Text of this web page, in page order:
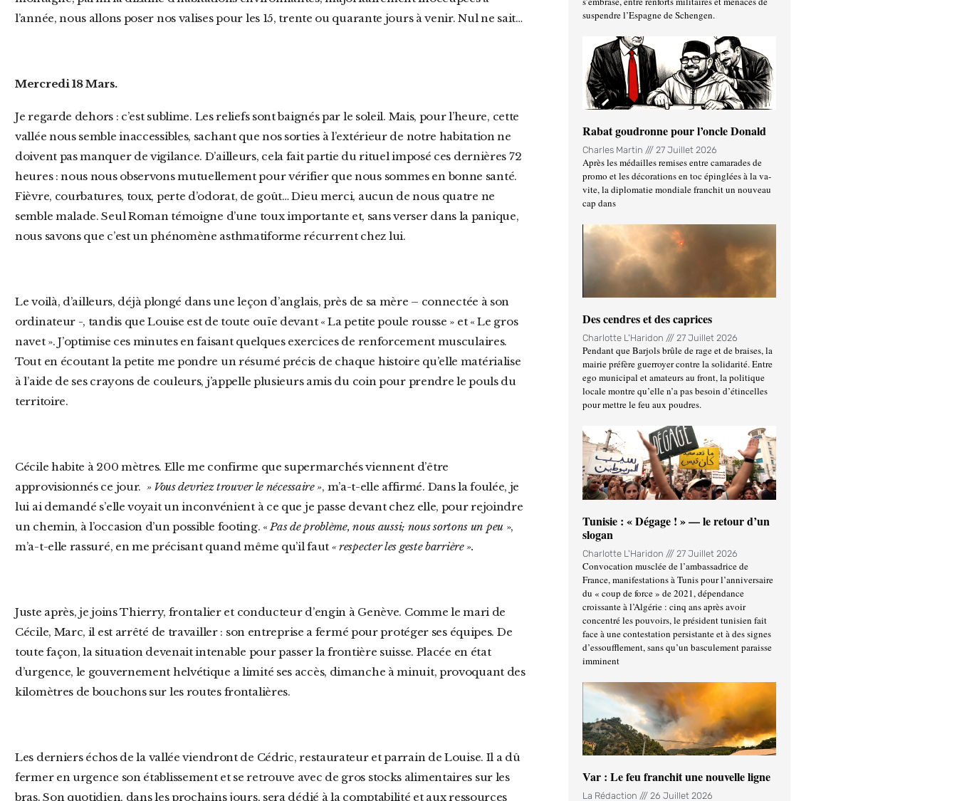
l’année, nous allons poser nos valises pour les 15, trente ou quarante jours à venir. Nul ne sait…
Mercredi 18 Mars.
Je regarde dehors : c’est sublime. Les reliefs sont baignés par le soleil. Mais, pour l’heure, cette
vallée nous semble inaccessibles, sachant que nos sorties à l’extérieur de notre habitation ne
doivent pas manquer de vigilance. D’ailleurs, cela fait partie du rituel imposé ces dernières 72
heures : nous nous observons mutuellement pour vérifier que nous sommes en bonne santé.
Fièvre, courbatures, toux, perte d’odorat, de goût… Dieu merci, aucun de nous quatre ne
semble malade. Seul Roman témoigne d’une toux importante et, sans verser dans la panique,
nous savons que c’est un phénomène asthmatiforme récurrent chez lui.
Le voilà, d’ailleurs, déjà plongé dans une leçon d’anglais, près de sa mère – connectée à son
ordinateur -, tandis que Louise est de toute ouïe devant « La petite poule rousse » et « Le gros
navet ». J’optimise ces minutes en faisant quelques exercices de renforcement musculaires.
Tout en écoutant la petite me pondre un résumé précis de chaque histoire qu’elle matérialise
à l’aide de ses crayons de couleurs, j’appelle plusieurs amis du coin pour prendre le pouls du
territoire.
Cécile habite à 200 mètres. Elle me confirme que supermarchés viennent d’être
approvisionnés ce jour. » Vous devriez trouver le nécessaire », m’a-t-elle affirmé. Dans la foulée, je
lui ai demandé s’elle voyait un inconvénient à ce que je passe devant chez elle, pour rejoindre
un chemin, à l’occasion d’un possible footing. «Pas de problème, nous aussi; nous sortons un peu»,
m’a-t-elle rassuré, en me précisant quand même qu’il faut « respecter les geste barrière ».
Juste après, je joins Thierry, frontalier et conducteur d’engin à Genève. Comme le mari de
Cécile, Marc, il est arrêté de travailler : son entreprise a fermé pour protéger ses équipes. De
toute façon, la situation devenait intenable pour passer la frontière suisse. Placée en état
d’urgence, le gouvernement helvétique a limité ses accès, dimanche à minuit, provoquant des
kilomètres de bouchons sur les routes frontalières.
Les derniers échos de la vallée viendront de Cédric, restaurateur et parrain de Louise. Il a dû
fermer en urgence son établissement et se retrouve avec de gros stocks alimentaires sur les
bras. Son quotidien, dans les prochains jours, sera dédié à la comptabilité et aux ressources
suspendre l’Espagne de Schengen.
Rabat goudronne pour l’oncle Donald
Charles Martin 27 Juillet 2026
Après les médailles remises entre camarades de
promo et les décorations en toc épinglées à la va-
vite, la diplomatie mondiale franchit un nouveau
cap dans
Des cendres et des caprices
Charlotte L'Haridon 27 Juillet 2026
Pendant que Barjols brûle de rage et de braises, la
mairie préfère guerroyer contre la solidarité. Entre
ego municipal et amateurs au front, la politique
locale montre qu’elle n’a pas besoin d’étincelles
pour mettre le feu aux poudres.
Tunisie : « Dégage ! » — le retour d’un
slogan
Charlotte L'Haridon 27 Juillet 2026
Convocation musclée de l’ambassadrice de
France, manifestations à Tunis pour l’anniversaire
du « coup de force » de 2021, dépendance
croissante à l’Algérie : cinq ans après avoir
concentré les pouvoirs, le président tunisien fait
face à une contestation persistante et à des signes
d’essoufflement, sans qu’un basculement paraisse
imminent
Var : Le feu franchit une nouvelle ligne
La Rédaction 26 Juillet 2026